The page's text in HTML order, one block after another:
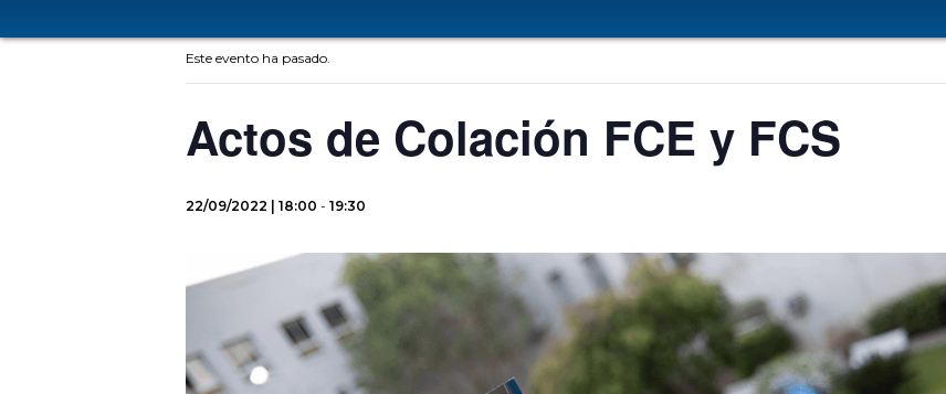
Este evento ha pasado.
Actos de Colación FCE y FCS
22/09/2022 | 18:00 - 19:30